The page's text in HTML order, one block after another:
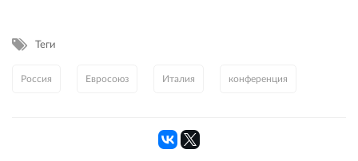
Теги
Россия Евросоюз Италия конференция